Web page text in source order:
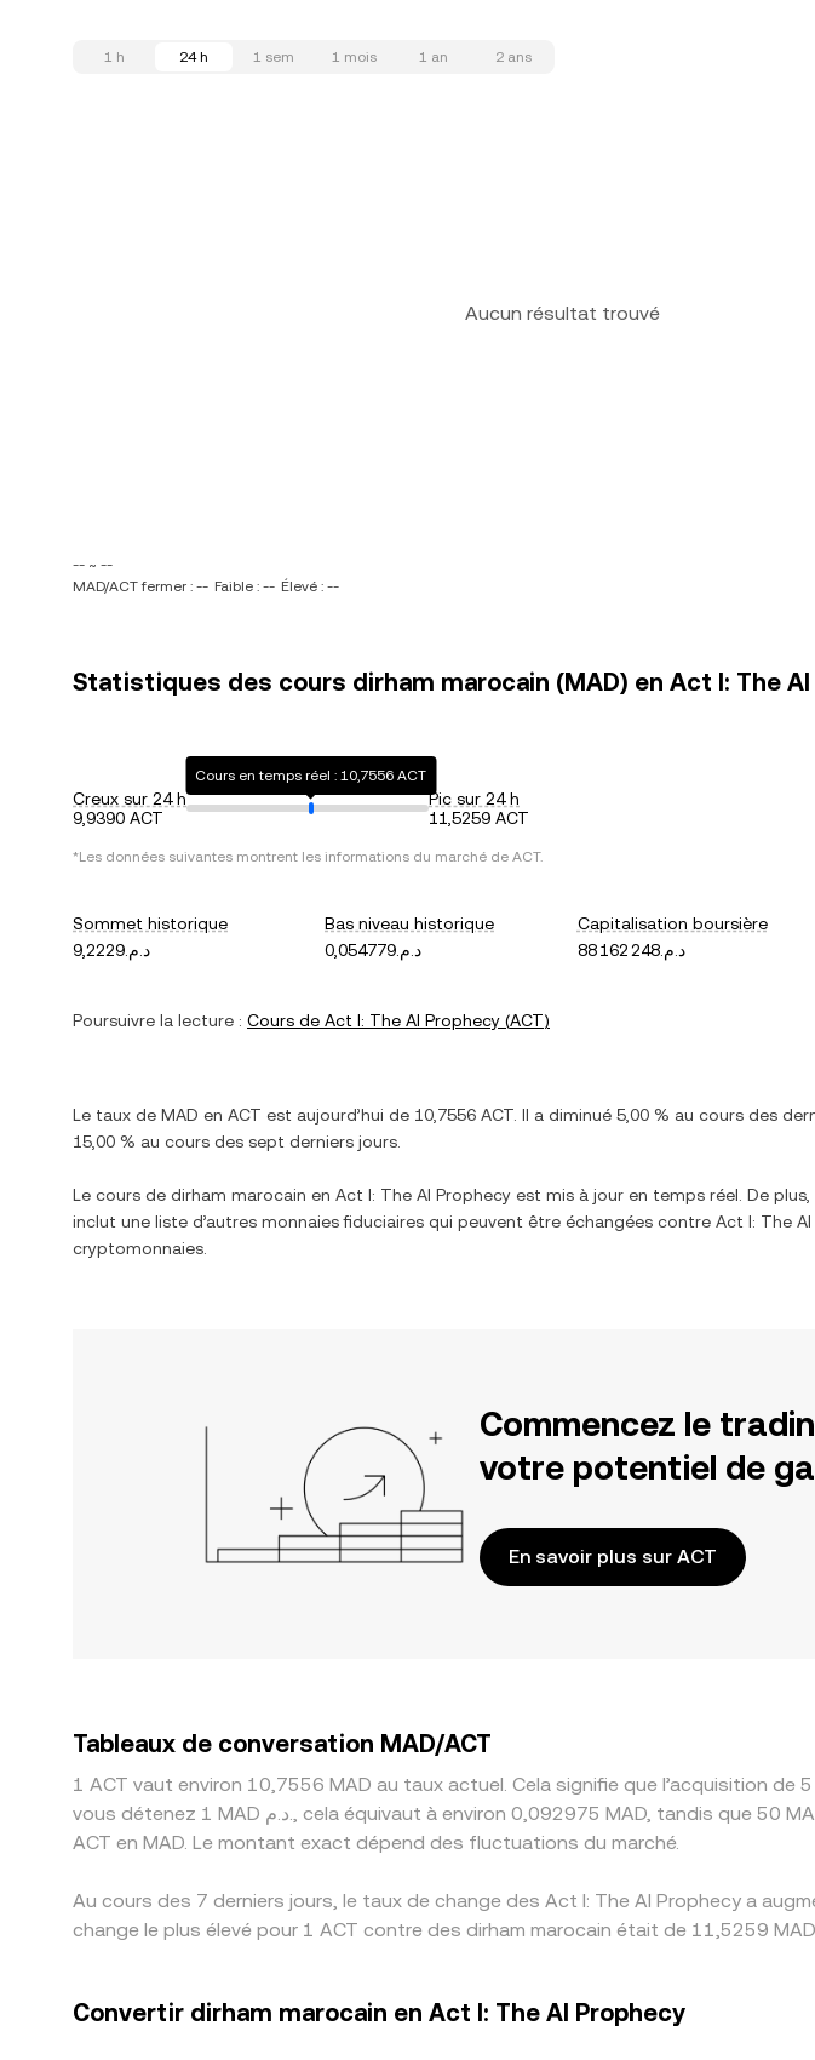
1 h 24 h 1 sem 1 mois 1 an 2 ans
Aucun résultat trouvé
-- ~ --
MAD/ACT fermer : -- Faible : -- Élevé : --
Statistiques des cours dirham marocain (MAD) en Act I: The AI
Creux sur 24 h
9,9390 ACT
Cours en temps réel : 10,7556 ACT
Pic sur 24 h
11,5259 ACT
*Les données suivantes montrent les informations du marché de ACT.
Sommet historique
د.م.9,2229
Bas niveau historique
د.م.0,054779
Capitalisation boursière
د.م.88 162 248
Poursuivre la lecture : Cours de Act I: The AI Prophecy (ACT)
Le taux de MAD en ACT est aujourd’hui de 10,7556 ACT . Il a diminué 5,00 % au cours des
15,00 % au cours des sept derniers jours.
Le cours de dirham marocain en Act I: The AI Prophecy est mis à jour en temps réel. De
inclut une liste d’autres monnaies fiduciaires qui peuvent être échangées contre Act I: The
cryptomonnaies.
Commencez le
votre potentiel de
En savoir plus sur ACT
Tableaux de conversation MAD/ACT
1 ACT vaut environ 10,7556 MAD au taux actuel. Cela signifie que l’acquisition
vous détenez 1 MAD د.م., cela équivaut à environ 0,092975 MAD, tandis que 50 MAD د.م. équivaut à environ 4,6487 MAD. Ces chiffres indiquent le taux de change des
ACT en MAD. Le montant exact dépend des fluctuations du marché.
Au cours des 7 derniers jours, le taux de change des Act I: The AI Prophecy a
change le plus élevé pour 1 ACT contre des dirham marocain était de 11,5259
Convertir dirham marocain en Act I: The AI Prophecy